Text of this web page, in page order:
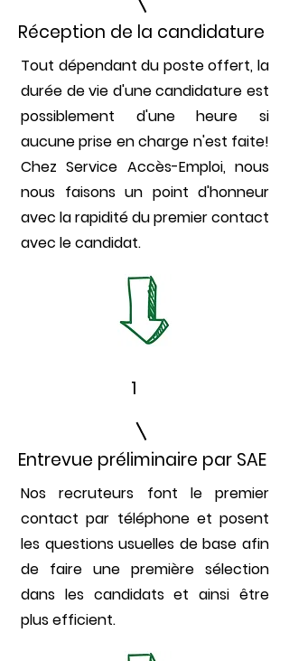
Réception de la candidature
Tout dépendant du poste offert, la
durée de vie d'une candidature est
possiblement d'une heure si
aucune prise en charge n'est faite!
Chez Service Accès-Emploi, nous
nous faisons un point d'honneur
avec la rapidité du premier contact
avec le candidat.
1
Entrevue préliminaire par SAE
Nos recruteurs font le premier
contact par téléphone et posent
les questions usuelles de base afin
de faire une première sélection
dans les candidats et ainsi être
plus efficient.